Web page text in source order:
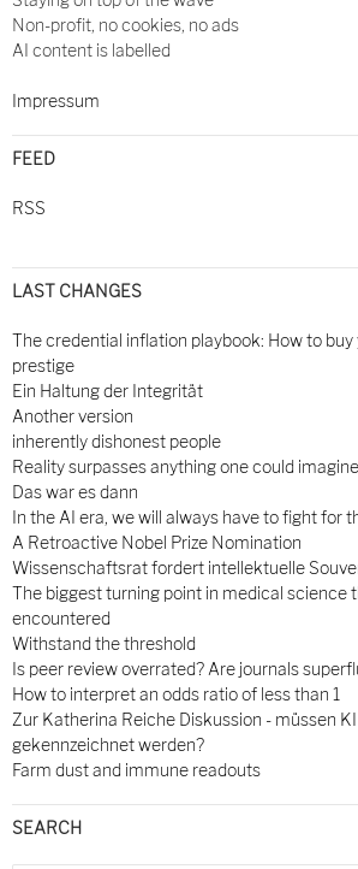
Non-profit, no cookies, no ads
AI content is labelled
Impressum
FEED
RSS
LAST CHANGES
The credential inflation playbook: How to
prestige
Ein Haltung der Integrität
Another version
inherently dishonest people
Reality surpasses anything one could imagine
Das war es dann
In the AI era, we will always have to fight for
A Retroactive Nobel Prize Nomination
Wissenschaftsrat fordert intellektuelle
The biggest turning point in medical science
encountered
Withstand the threshold
Is peer review overrated? Are journals
How to interpret an odds ratio of less than 1
Zur Katherina Reiche Diskussion - müssen
gekennzeichnet werden?
Farm dust and immune readouts
SEARCH